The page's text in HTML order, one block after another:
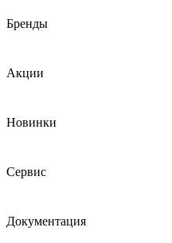
Бренды
Акции
Новинки
Сервис
Документация